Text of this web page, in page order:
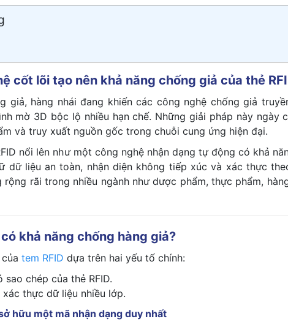
cốt lõi tạo nên khả năng chống giả của thẻ
giả, hàng nhái đang khiến các công nghệ chống giả
mờ 3D bộc lộ nhiều hạn chế. Những giải pháp này ngày
và truy xuất nguồn gốc trong chuỗi cung ứng hiện đại.
nổi lên như một công nghệ nhận dạng tự động có khả
dữ liệu an toàn, nhận diện không tiếp xúc và xác thực
rãi trong nhiều ngành như dược phẩm, thực phẩm,
khả năng chống hàng giả?
tem RFID dựa trên hai yếu tố chính:
chép của thẻ RFID.
xác thực dữ liệu nhiều lớp.
hữu một mã nhận dạng duy nhất